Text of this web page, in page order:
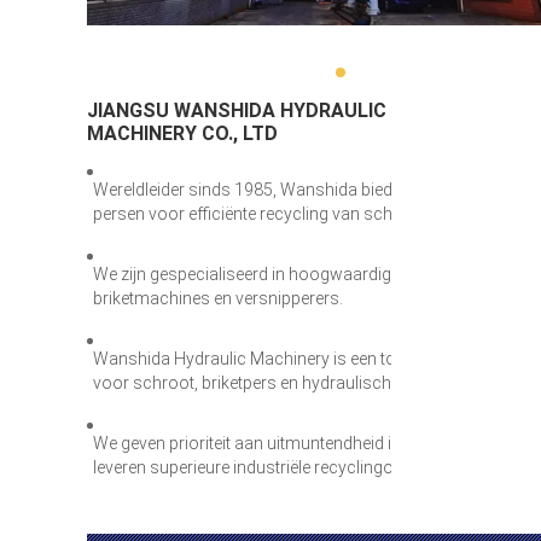
JIANGSU WANSHIDA HYDRAULIC
MACHINERY CO., LTD
Wereldleider sinds 1985, Wanshida biedt CE/ISO-
persen voor efficiënte recycling van schroot en afval,
We zijn gespecialiseerd in hoogwaardige hydraulische
briketmachines en versnipperers.
Wanshida Hydraulic Machinery is een toonaangevende
voor schroot, briketpers en hydraulische schaar.
We geven prioriteit aan uitmuntendheid in producten/
leveren superieure industriële recyclingoplossingen.